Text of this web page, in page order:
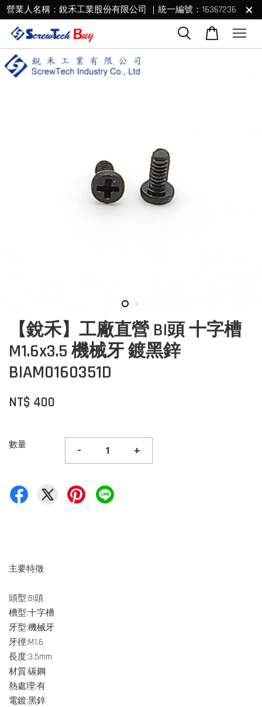
營業人名稱：銳禾工業股份有限公司 ｜統一編號：16367236
【銳禾】工廠直營 BI頭 十字槽
M1.6x3.5 機械牙 鍍黑鋅
BIAM0160351D
NT$ 400
數量 - +
主要特徵
頭型:BI頭
槽型:十字槽
牙型:機械牙
牙徑:M1.6
長度:3.5mm
材質:碳鋼
熱處理:有
電鍍:黑鋅